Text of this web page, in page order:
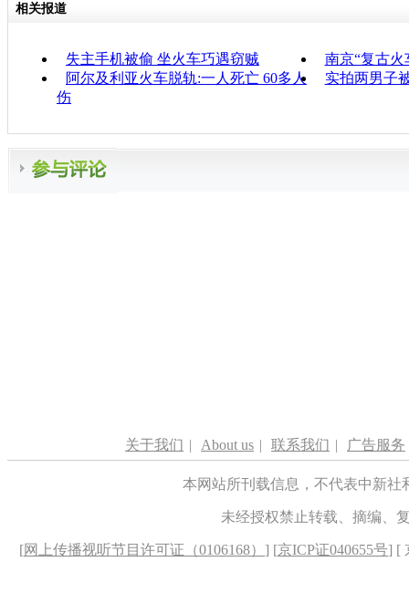
相关报道
失主手机被偷 坐火车巧遇窃贼
南京“复古火
阿尔及利亚火车脱轨:一人死亡 60多人
伤
实拍两男子
关于我们 | About us | 联系我们 | 广告服务
本网站所刊载信息，不代表中新
未经授权禁止转载、摘编、
[网上传播视听节目许可证（0106168） ] [京ICP证040655号] [